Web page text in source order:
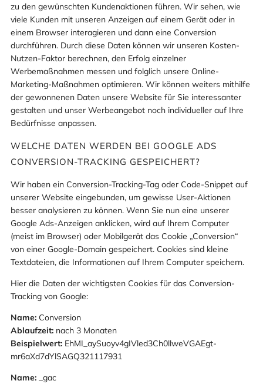
zu den gewünschten Kundenaktionen führen. Wir sehen, wie
viele Kunden mit unseren Anzeigen auf einem Gerät oder in
einem Browser interagieren und dann eine Conversion
durchführen. Durch diese Daten können wir unseren Kosten-
Nutzen-Faktor berechnen, den Erfolg einzelner
Werbemaßnahmen messen und folglich unsere Online-
Marketing-Maßnahmen optimieren. Wir können weiters mithilfe
der gewonnenen Daten unsere Website für Sie interessanter
gestalten und unser Werbeangebot noch individueller auf Ihre
Bedürfnisse anpassen.
WELCHE DATEN WERDEN BEI GOOGLE ADS
CONVERSION-TRACKING GESPEICHERT?
Wir haben ein Conversion-Tracking-Tag oder Code-Snippet auf
unserer Website eingebunden, um gewisse User-Aktionen
besser analysieren zu können. Wenn Sie nun eine unserer
Google Ads-Anzeigen anklicken, wird auf Ihrem Computer
(meist im Browser) oder Mobilgerät das Cookie „Conversion“
von einer Google-Domain gespeichert. Cookies sind kleine
Textdateien, die Informationen auf Ihrem Computer speichern.
Hier die Daten der wichtigsten Cookies für das Conversion-
Tracking von Google:
Name: Conversion
Ablaufzeit: nach 3 Monaten
Beispielwert: EhMI_aySuoyv4gIVled3Ch0llweVGAEgt-
mr6aXd7dYlSAGQ321117931
Name: _gac